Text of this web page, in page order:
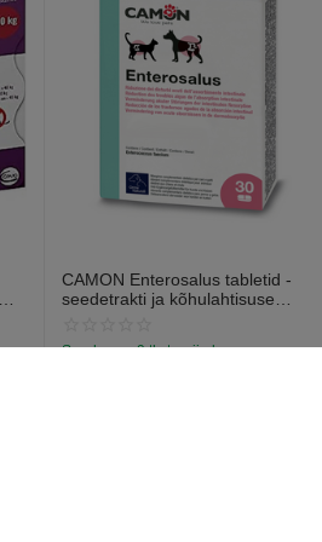
CAMON Enterosalus tabletid -
seedetrakti ja kõhulahtisuse
Saadavus: 9 tk. tarnija laos